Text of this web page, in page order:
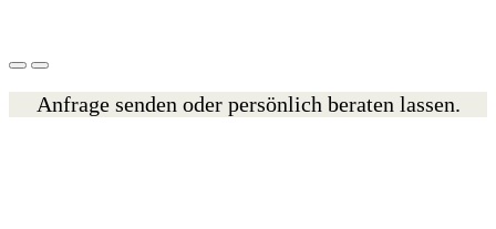
Anfrage senden oder persönlich beraten lassen.